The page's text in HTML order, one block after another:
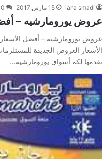
lana smadi 15 مارس,2017 0
عروض يورومارشيه –
عروض يورومارشيه – أفضل
الأسعار العروض الجديدة
تقدمها لكم أسواق يورومارشيه…